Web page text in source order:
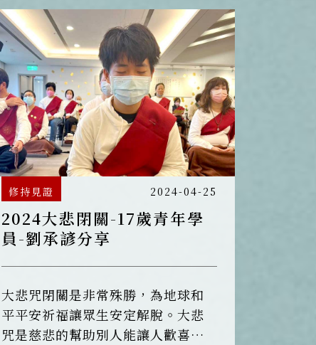
受，一同跨越時空，凝聚對觀世音
菩薩虔敬的心，以莊嚴攝受的儀
軌，迴向地球平安。
修持見證 2024-04-25
2024大悲閉關-17歲青年學
員-劉承諺分享
大悲咒閉關是非常殊勝，為地球和
平平安祈福讓眾生安定解脫。大悲
咒是慈悲的幫助別人能讓人歡喜快